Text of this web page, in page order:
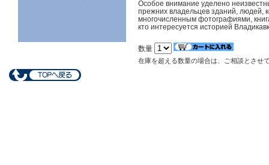
Особое внимание уделено
прежних владельцев зданий, людей,
многочисленным фотографиями,
кто интересуется историей
数量
在庫を超える数量の場合は、ご相談とさせ